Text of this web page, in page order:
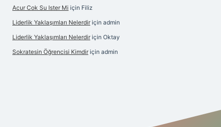
Acur Cok Su Ister Mi için Filiz
Liderlik Yaklaşımları Nelerdir için admin
Liderlik Yaklaşımları Nelerdir için Oktay
Sokratesin Öğrencisi Kimdir için admin